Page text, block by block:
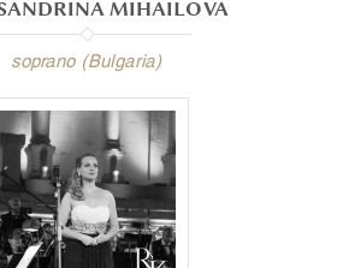
MIHAILOVA
soprano (Bulgaria)